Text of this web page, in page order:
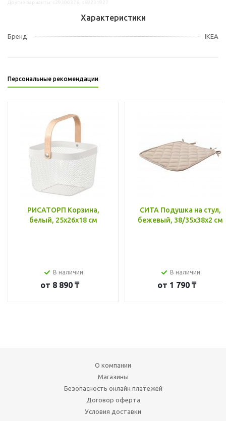
Характеристики
Бренд IKEA
Персональные рекомендации
РИСАТОРП Корзина,
белый, 25x26x18 см
В наличии
от 8 890 ₸
СИТА Подушка на стул,
бежевый, 38/35x38x2 см
В наличии
от 1 790 ₸
О компании
Магазины
Безопасность онлайн платежей
Договор оферта
Условия доставки